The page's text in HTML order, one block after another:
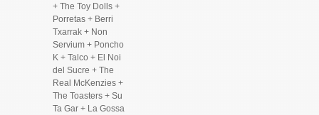
+ The Toy Dolls +
Porretas + Berri
Txarrak + Non
Servium + Poncho
K + Talco + El Noi
del Sucre + The
Real McKenzies +
The Toasters + Su
Ta Gar + La Gossa